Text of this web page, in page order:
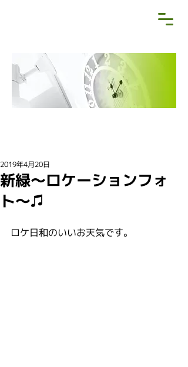
新緑〜ロケーションフォ
ト〜♫
2019年4月20日
ロケ日和のいいお天気です。